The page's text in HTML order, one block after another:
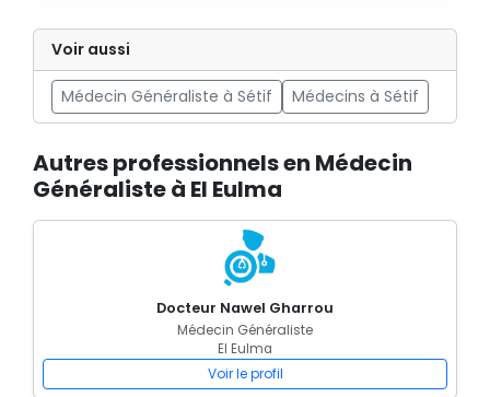
Voir aussi
Médecin Généraliste à Sétif Médecins à Sétif
Autres professionnels en Médecin
Généraliste à El Eulma
Docteur Nawel Gharrou
Médecin Généraliste
El Eulma
Voir le profil